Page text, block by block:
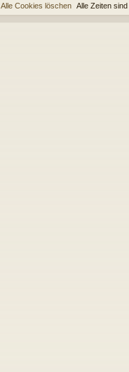
Alle Zeiten sind
Alle Cookies löschen